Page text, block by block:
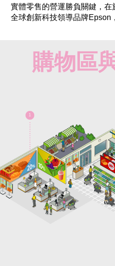
實體零售的營運勝負關鍵，在
全球創新科技領導品牌Epson
購物區